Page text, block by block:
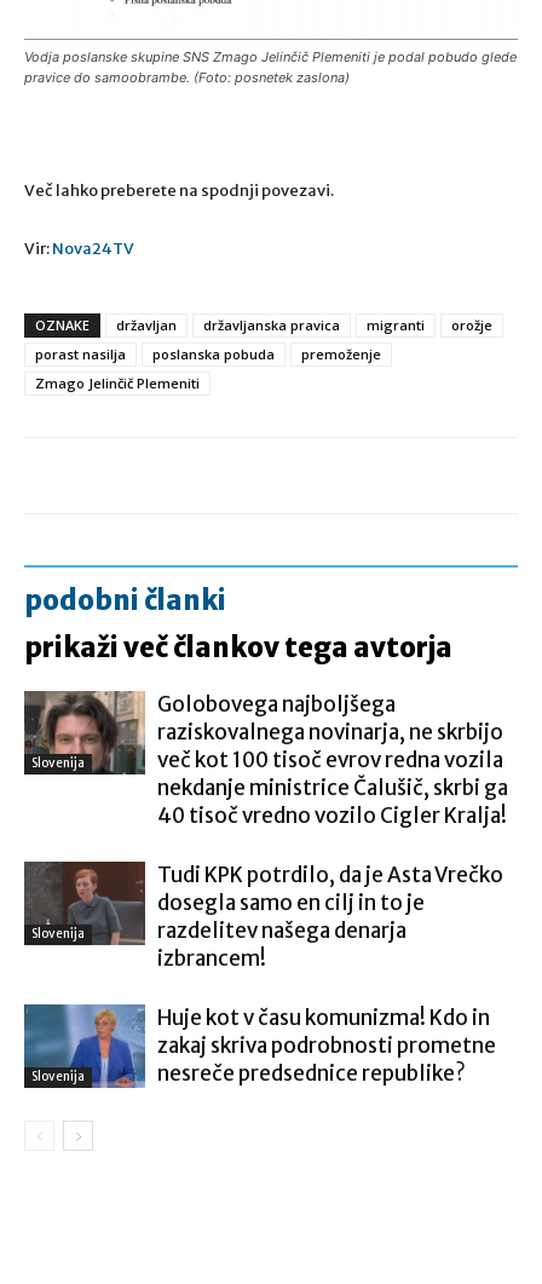
Vodja poslanske skupine SNS Zmago Jelinčič Plemeniti je podal pobudo glede
pravice do samoobrambe. (Foto: posnetek zaslona)
Več lahko preberete na spodnji povezavi.
Vir:Nova24TV
OZNAKE državljan državljanska pravica migranti
orožje
porast nasilja
poslanska pobuda
premoženje
Zmago Jelinčič Plemeniti
podobni članki
prikaži več člankov tega avtorja
Slovenija
Golobovega najboljšega
raziskovalnega novinarja, ne skrbijo
več kot 100 tisoč evrov redna vozila
nekdanje ministrice Čalušič, skrbi ga
40 tisoč vredno vozilo Cigler Kralja!
Slovenija
Tudi KPK potrdilo, da je Asta Vrečko
dosegla samo en cilj in to je
razdelitev našega denarja
izbrancem!
Slovenija
Huje kot v času komunizma! Kdo in
zakaj skriva podrobnosti prometne
nesreče predsednice republike?